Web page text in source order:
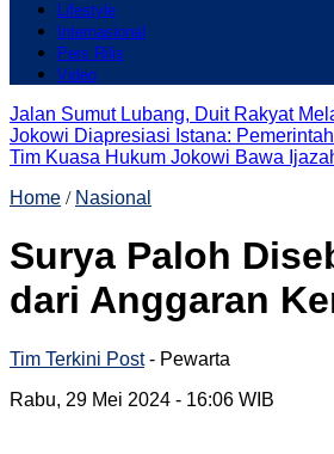
Lifestyle
Internasional
Pers Rilis
Video
Jalan Sumut Lubang, Duit Rakyat
Jokowi Diapresiasi Istana:
Tim Kuasa Hukum Jokowi Bawa
Home / Nasional
Surya Paloh
dari Anggaran
Tim Terkini Post - Pewarta
Rabu, 29 Mei 2024 - 16:06 WIB